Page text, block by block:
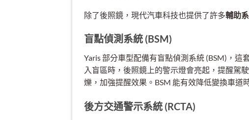
除了後照鏡，現代汽車科技也提供了許多輔助
盲點偵測系統 (BSM)
Yaris 部分車型配備有盲點偵測系統 (BSM)，這
入盲區時，後照鏡上的警示燈會亮起，提醒駕
爍，加強提醒效果。BSM 能有效降低變換車道
後方交通警示系統 (RCTA)